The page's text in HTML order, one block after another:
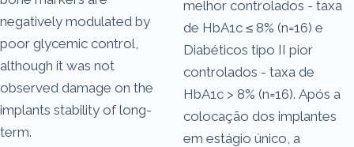
negatively modulated by
poor glycemic control,
although it was not
observed damage on the
implants stability of long-
term.
melhor controlados - taxa
de HbA1c ≤ 8% (n=16) e
Diabéticos tipo II pior
controlados - taxa de
HbA1c > 8% (n=16). Após a
colocação dos implantes
em estágio único, a